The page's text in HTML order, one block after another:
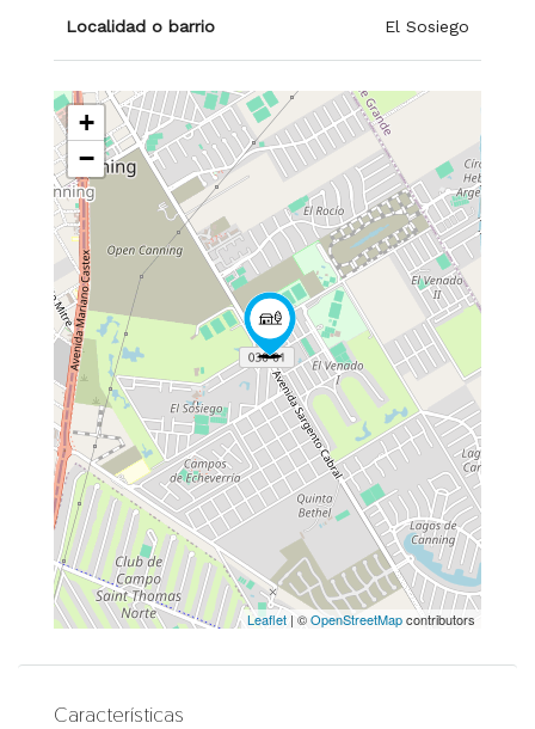
Localidad o barrio El Sosiego
+
−
Leaflet | ©OpenStreetMapcontributors
Características